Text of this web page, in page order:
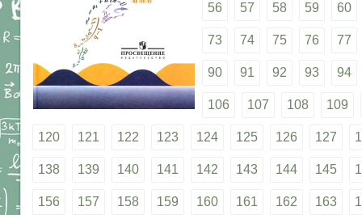
56 57 58 59 60
73 74 75 76 77
90 91 92 93 94
106 107 108 109
120 121 122 123 124 125 126 127
138 139 140 141 142 143 144 145
156 157 158 159 160 161 162 163